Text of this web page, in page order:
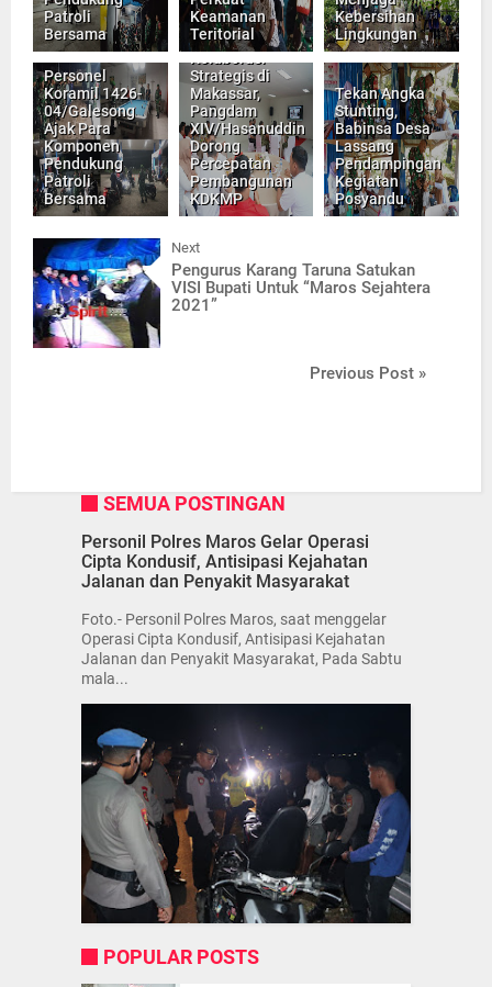
Patroli
Bersama
Keamanan
Teritorial
Kebersihan
Lingkungan
Personel
Koramil 1426-
04/Galesong
Ajak Para
Komponen
Pendukung
Patroli
Bersama
Strategis di
Makassar,
Pangdam
XIV/Hasanuddin
Dorong
Percepatan
Pembangunan
KDKMP
Tekan Angka
Stunting,
Babinsa Desa
Lassang
Pendampingan
Kegiatan
Posyandu
Next
Pengurus Karang Taruna Satukan
VISI Bupati Untuk “Maros Sejahtera
2021”
Previous Post »
SEMUA POSTINGAN
Personil Polres Maros Gelar Operasi
Cipta Kondusif, Antisipasi Kejahatan
Jalanan dan Penyakit Masyarakat
Foto.- Personil Polres Maros, saat menggelar
Operasi Cipta Kondusif, Antisipasi Kejahatan
Jalanan dan Penyakit Masyarakat, Pada Sabtu
mala...
POPULAR POSTS